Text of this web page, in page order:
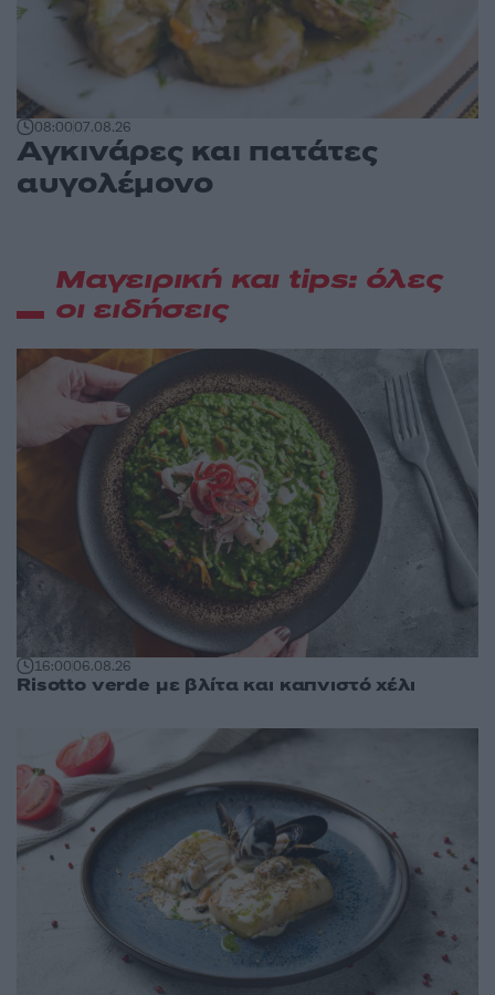
08:0007.08.26
Αγκινάρες και πατάτες
αυγολέμονο
Μαγειρική και tips: όλες
οι ειδήσεις
16:0006.08.26
Risotto verde με βλίτα και καπνιστό χέλι